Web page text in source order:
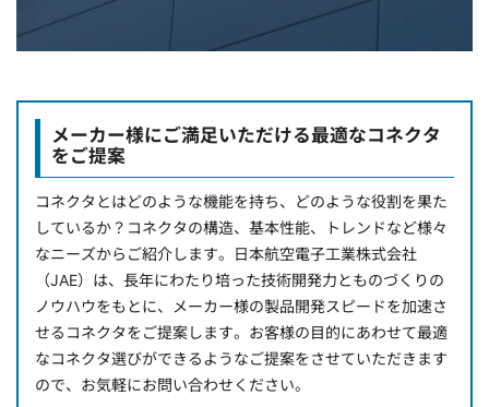
メーカー様にご満足いただける最適なコネクタ
をご提案
コネクタとはどのような機能を持ち、どのような役割を果た
しているか？コネクタの構造、基本性能、トレンドなど様々
なニーズからご紹介します。日本航空電子工業株式会社
（JAE）は、長年にわたり培った技術開発力とものづくりの
ノウハウをもとに、メーカー様の製品開発スピードを加速さ
せるコネクタをご提案します。お客様の目的にあわせて最適
なコネクタ選びができるようなご提案をさせていただきます
ので、お気軽にお問い合わせください。